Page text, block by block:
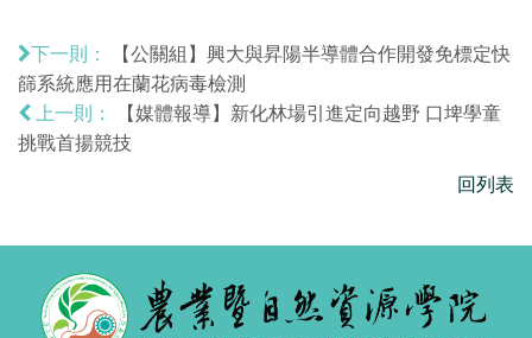
下一則：
【公關組】興大與昇陽半導體合作開發免標定快
篩系統應用在蘭花病毒檢測
上一則：
【媒體報導】新化林場引進定向越野 口埤學童
挑戰首揚競技
回列表